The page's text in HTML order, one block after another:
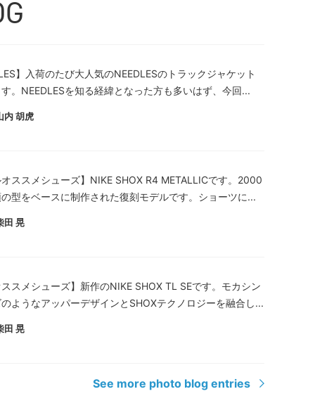
】入荷のたび大人気のNEEDLESのトラックジャケット
。NEEDLESを知る経緯となった方も多いはず、今回...
内 胡虎
ススメシューズ】NIKE SHOX R4 METALLICです。2000
型をベースに制作された復刻モデルです。ショーツに...
田 晃
スメシューズ】新作のNIKE SHOX TL SEです。モカシン
ようなアッパーデザインとSHOXテクノロジーを融合し...
田 晃
See more photo blog entries